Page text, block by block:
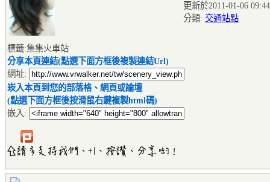
更新於2011-01-06
分類: 交通站點
標籤:集集火車站
分享本頁連結(點選下面方框後複製連結Url)
網址:
崁入本頁到您的部落格、網頁或論壇
(點選下面方框後按滑鼠右鍵複製html碼)
嵌入: